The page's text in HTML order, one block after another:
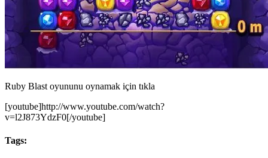
Ruby Blast oyununu oynamak için tıkla
[youtube]http://www.youtube.com/watch?
v=l2J873YdzF0[/youtube]
Tags: